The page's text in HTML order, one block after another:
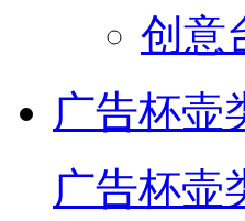
创意
广告杯壶
广告杯壶